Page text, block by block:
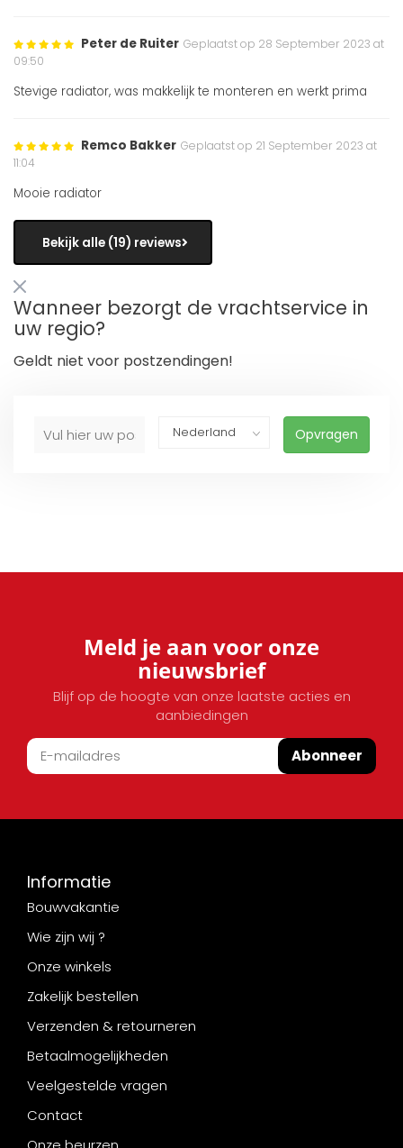
Peter de Ruiter Geplaatst op 28 September 2023 at
09:50
Stevige radiator, was makkelijk te monteren en werkt prima
Remco Bakker Geplaatst op 21 September 2023 at
11:04
Mooie radiator
Bekijk alle (19) reviews
Wanneer bezorgt de vrachtservice in
uw regio?
Geldt niet voor postzendingen!
Opvragen
Meld je aan voor onze
nieuwsbrief
Blijf op de hoogte van onze laatste acties en
aanbiedingen
Abonneer
Informatie
Bouwvakantie
Wie zijn wij ?
Onze winkels
Zakelijk bestellen
Verzenden & retourneren
Betaalmogelijkheden
Veelgestelde vragen
Contact